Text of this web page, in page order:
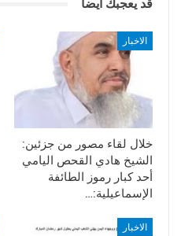
قد يعجبك ايضا
الاخبار
خلال لقاء مصور من جزئين:
الشيخ هادي القحص اليامي
أحد كبار رموز الطائفة
الإسماعيلية:…
الاخبار